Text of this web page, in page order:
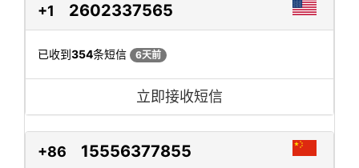
+1 2602337565
已收到354条短信 6天前
立即接收短信
+86 15556377855